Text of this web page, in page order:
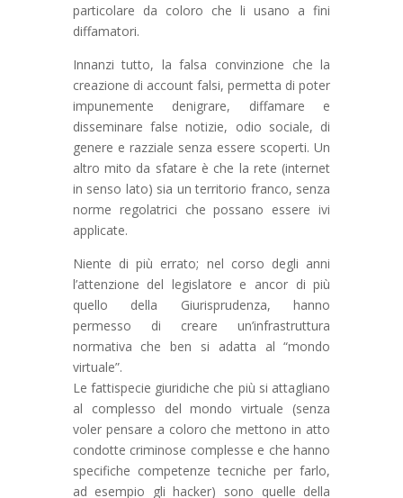
particolare da coloro che li usano a fini
diffamatori.
Innanzi tutto, la falsa convinzione che la
creazione di account falsi, permetta di poter
impunemente denigrare, diffamare e
disseminare false notizie, odio sociale, di
genere e razziale senza essere scoperti. Un
altro mito da sfatare è che la rete (internet
in senso lato) sia un territorio franco, senza
norme regolatrici che possano essere ivi
applicate.
Niente di più errato; nel corso degli anni
l’attenzione del legislatore e ancor di più
quello della Giurisprudenza, hanno
permesso di creare un’infrastruttura
normativa che ben si adatta al “mondo
virtuale”.
Le fattispecie giuridiche che più si attagliano
al complesso del mondo virtuale (senza
voler pensare a coloro che mettono in atto
condotte criminose complesse e che hanno
specifiche competenze tecniche per farlo,
ad esempio gli hacker) sono quelle della